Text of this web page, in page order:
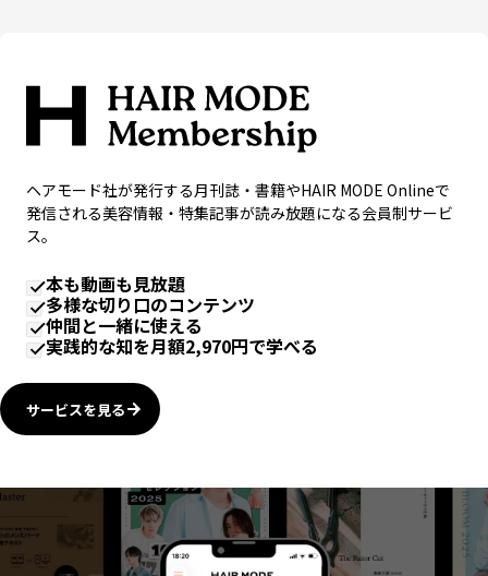
ヘアモード社が発行する月刊誌・書籍やHAIR MODE Onlineで
発信される美容情報・特集記事が読み放題になる会員制サービ
ス。
本も動画も見放題
多様な切り口のコンテンツ
仲間と一緒に使える
実践的な知を月額2,970円で学べる
サービスを見る